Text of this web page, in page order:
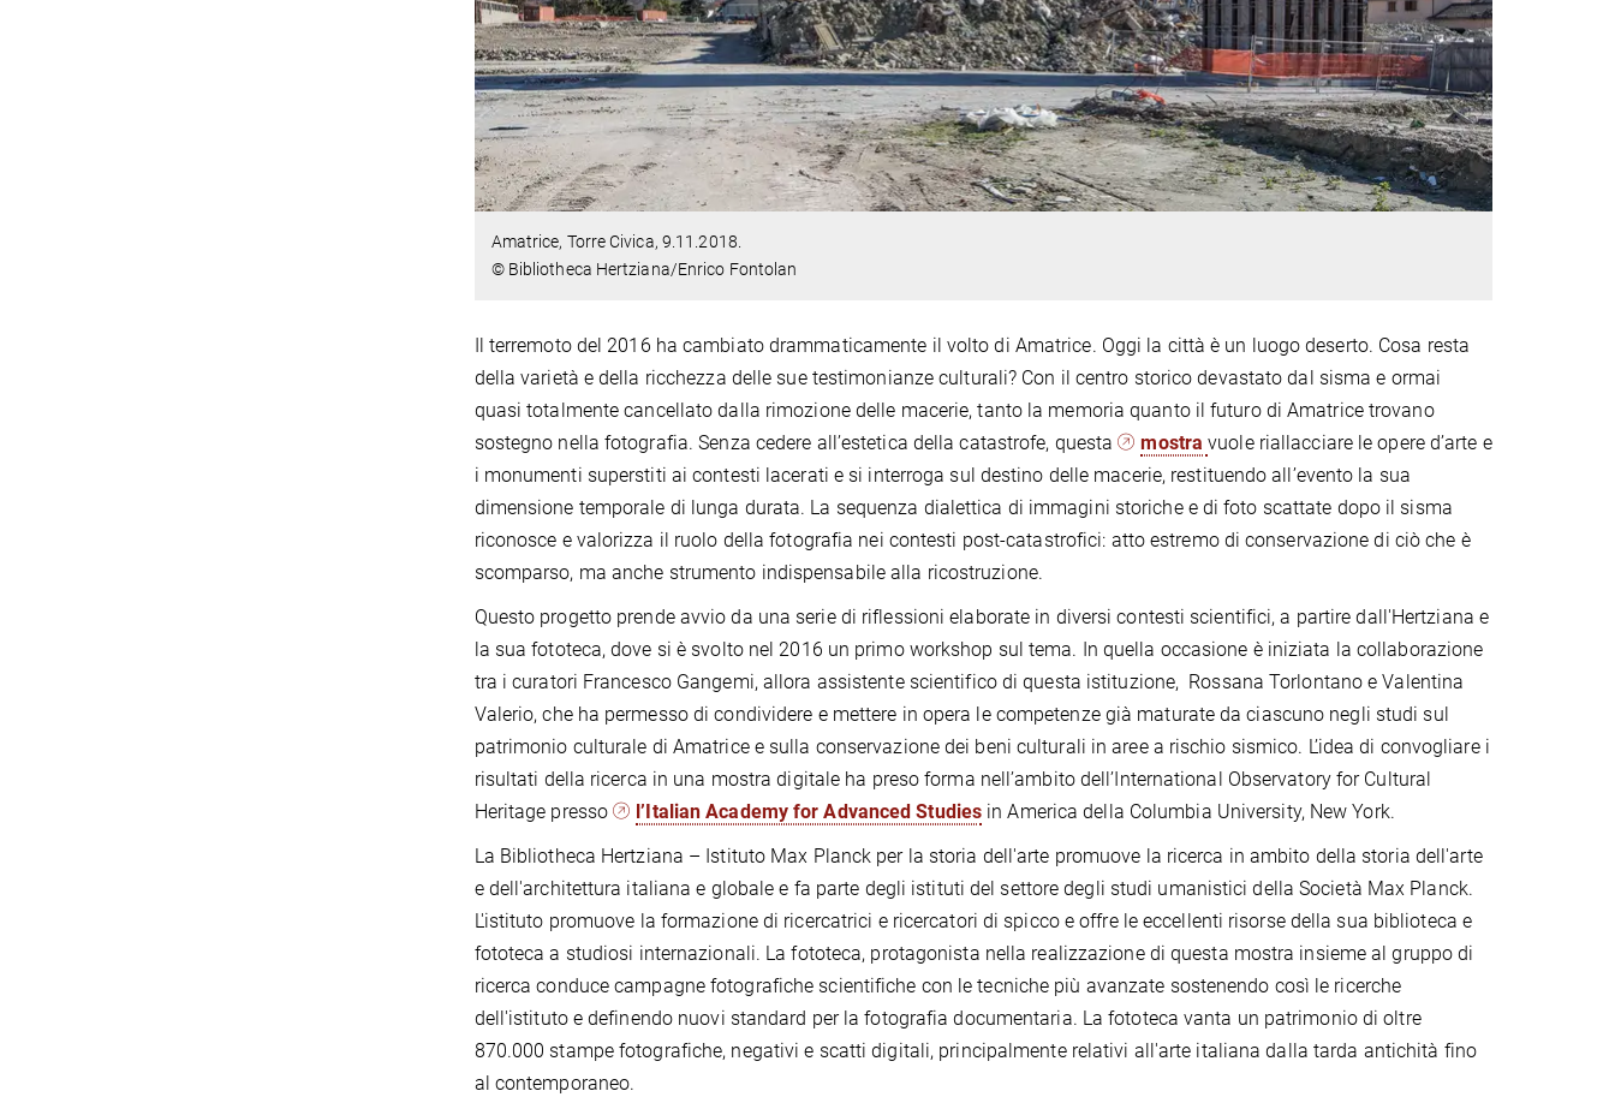
Amatrice, Torre Civica, 9.11.2018.
© Bibliotheca Hertziana/Enrico Fontolan
Il terremoto del 2016 ha cambiato drammaticamente il volto di Amatrice. Oggi la città è un luogo deserto. Cosa resta
della varietà e della ricchezza delle sue testimonianze culturali? Con il centro storico devastato dal sisma e ormai
quasi totalmente cancellato dalla rimozione delle macerie, tanto la memoria quanto il futuro di Amatrice trovano
sostegno nella fotografia. Senza cedere all’estetica della catastrofe, questa
mostravuole riallacciare le opere d’arte e
i monumenti superstiti ai contesti lacerati e si interroga sul destino delle macerie, restituendo all’evento la sua
dimensione temporale di lunga durata. La sequenza dialettica di immagini storiche e di foto scattate dopo il sisma
riconosce e valorizza il ruolo della fotografia nei contesti post-catastrofici: atto estremo di conservazione di ciò che è
scomparso, ma anche strumento indispensabile alla ricostruzione.
Questo progetto prende avvio da una serie di riflessioni elaborate in diversi contesti scientifici, a partire dall'Hertziana e
la sua fototeca, dove si è svolto nel 2016 un primo workshop sul tema. In quella occasione è iniziata la collaborazione
tra i curatori Francesco Gangemi, allora assistente scientifico di questa istituzione, Rossana Torlontano e Valentina
Valerio, che ha permesso di condividere e mettere in opera le competenze già maturate da ciascuno negli studi sul
patrimonio culturale di Amatrice e sulla conservazione dei beni culturali in aree a rischio sismico. L’idea di convogliare i
risultati della ricerca in una mostra digitale ha preso forma nell’ambito dell’International Observatory for Cultural
Heritage presso
l’Italian Academy for Advanced Studies in America della Columbia University, New York.
La Bibliotheca Hertziana – Istituto Max Planck per la storia dell'arte promuove la ricerca in ambito della storia dell'arte
e dell'architettura italiana e globale e fa parte degli istituti del settore degli studi umanistici della Società Max Planck.
L'istituto promuove la formazione di ricercatrici e ricercatori di spicco e offre le eccellenti risorse della sua biblioteca e
fototeca a studiosi internazionali. La fototeca, protagonista nella realizzazione di questa mostra insieme al gruppo di
ricerca conduce campagne fotografiche scientifiche con le tecniche più avanzate sostenendo così le ricerche
dell'istituto e definendo nuovi standard per la fotografia documentaria. La fototeca vanta un patrimonio di oltre
870.000 stampe fotografiche, negativi e scatti digitali, principalmente relativi all'arte italiana dalla tarda antichità fino
al contemporaneo.